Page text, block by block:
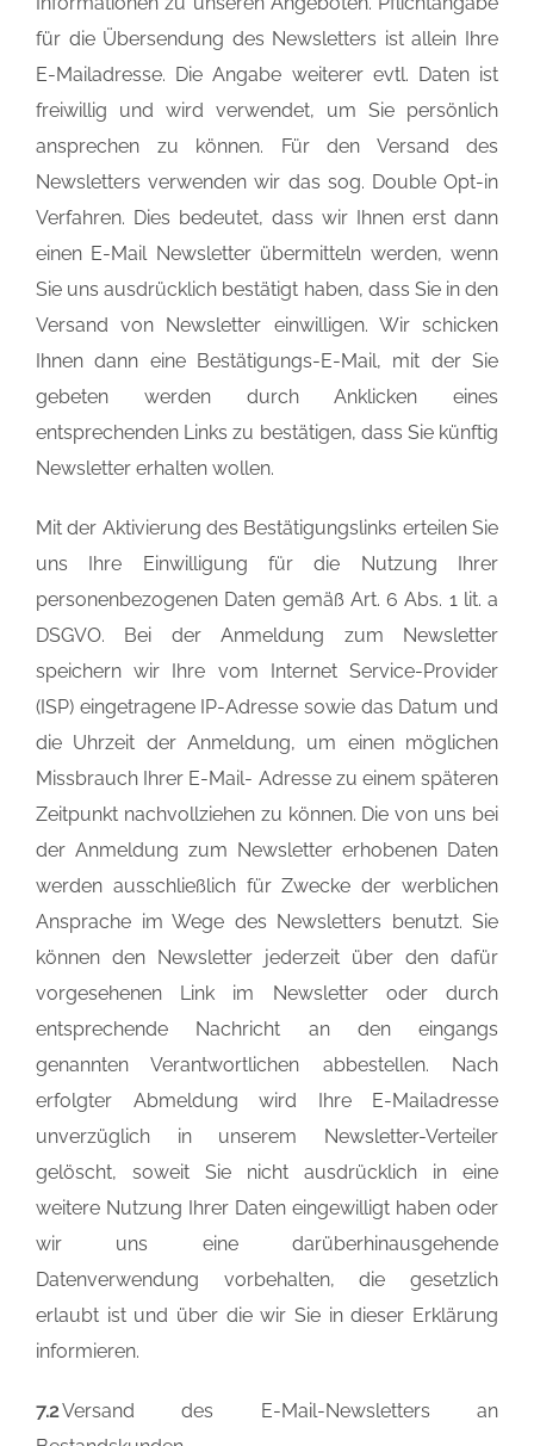
für die Übersendung des Newsletters ist allein Ihre
E-Mailadresse. Die Angabe weiterer evtl. Daten ist
freiwillig und wird verwendet, um Sie persönlich
ansprechen zu können. Für den Versand des
Newsletters verwenden wir das sog. Double Opt-in
Verfahren. Dies bedeutet, dass wir Ihnen erst dann
einen E-Mail Newsletter übermitteln werden, wenn
Sie uns ausdrücklich bestätigt haben, dass Sie in den
Versand von Newsletter einwilligen. Wir schicken
Ihnen dann eine Bestätigungs-E-Mail, mit der Sie
gebeten werden durch Anklicken eines
entsprechenden Links zu bestätigen, dass Sie künftig
Newsletter erhalten wollen.
Mit der Aktivierung des Bestätigungslinks erteilen Sie
uns Ihre Einwilligung für die Nutzung Ihrer
personenbezogenen Daten gemäß Art. 6 Abs. 1 lit. a
DSGVO. Bei der Anmeldung zum Newsletter
speichern wir Ihre vom Internet Service-Provider
(ISP) eingetragene IP-Adresse sowie das Datum und
die Uhrzeit der Anmeldung, um einen möglichen
Missbrauch Ihrer E-Mail- Adresse zu einem späteren
Zeitpunkt nachvollziehen zu können. Die von uns bei
der Anmeldung zum Newsletter erhobenen Daten
werden ausschließlich für Zwecke der werblichen
Ansprache im Wege des Newsletters benutzt. Sie
können den Newsletter jederzeit über den dafür
vorgesehenen Link im Newsletter oder durch
entsprechende Nachricht an den eingangs
genannten Verantwortlichen abbestellen. Nach
erfolgter Abmeldung wird Ihre E-Mailadresse
unverzüglich in unserem Newsletter-Verteiler
gelöscht, soweit Sie nicht ausdrücklich in eine
weitere Nutzung Ihrer Daten eingewilligt haben oder
wir uns eine darüberhinausgehende
Datenverwendung vorbehalten, die gesetzlich
erlaubt ist und über die wir Sie in dieser Erklärung
informieren.
7.2Versand des E-Mail-Newsletters an